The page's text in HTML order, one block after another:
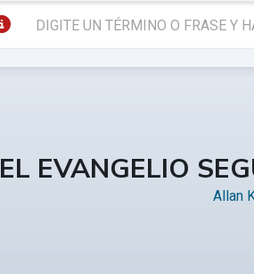
EL EVANGELIO
Allan